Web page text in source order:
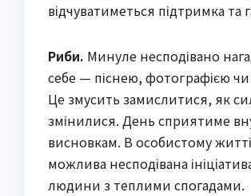
відчуватиметься підтримка та
Риби. Минуле несподівано
себе — піснею, фотографією
Це змусить замислитися, як
змінилися. День сприятиме
висновкам. В особистому житті
можлива несподівана
людини з теплими спогадами.